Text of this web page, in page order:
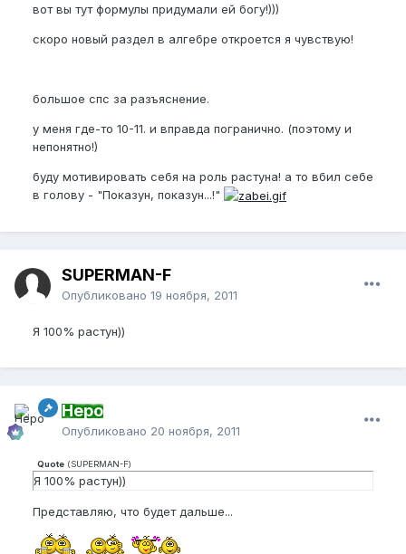
вот вы тут формулы придумали ей богу!)))
скоро новый раздел в алгебре откроется я чувствую!
большое спс за разъяснение.
у меня где-то 10-11. и вправда погранично. (поэтому и
непонятно!)
буду мотивировать себя на роль растуна! а то вбил себе
в голову - "Показун, показун...!"
SUPERMAN-F
Опубликовано 19 ноября, 2011
Я 100% растун))
Неро
Опубликовано 20 ноября, 2011
Quote (SUPERMAN-F)
Я 100% растун))
Представляю, что будет дальше...